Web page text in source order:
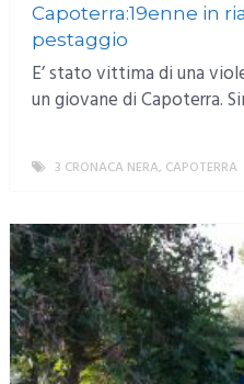
Capoterra:19enne in
pestaggio
E’ stato vittima di una
un giovane di Capoterra.
3 CRONACA NERA, CAPOTERRA